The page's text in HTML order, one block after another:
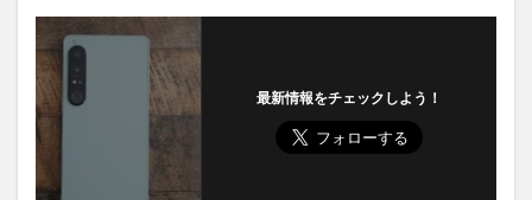
最新情報をチェックしよう！